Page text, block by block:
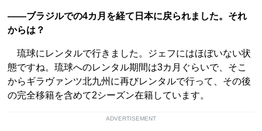
――ブラジルでの4カ月を経て日本に戻られました。それ
からは？
琉球にレンタルで行きました。ジェフにはほぼいない状
態ですね。琉球へのレンタル期間は3カ月ぐらいで、そこ
からギラヴァンツ北九州に再びレンタルで行って、その後
の完全移籍を含めて2シーズン在籍しています。
ADVERTISEMENT